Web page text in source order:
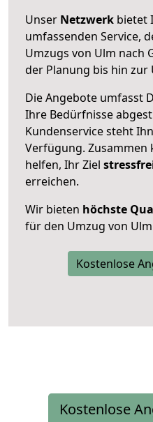
Unser Netzwerk bietet
umfassenden Service,
Umzugs von Ulm nach
der Planung bis hin zur
Die Angebote umfasst
Ihre Bedürfnisse
Kundenservice steht
Verfügung. Zusammen
helfen, Ihr Ziel
erreichen.
Wir bieten höchste
für den Umzug von
Kostenlose
Kostenlose